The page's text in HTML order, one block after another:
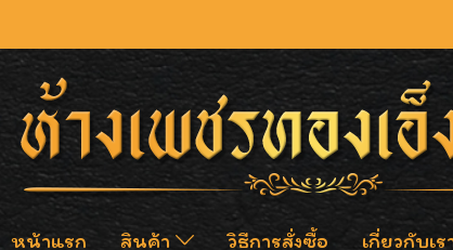
หน้าแรก สินค้า วิธีการสั่งซื้อ เกี่ยวกับเร